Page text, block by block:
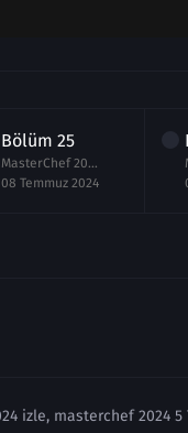
Bölüm 25
MasterChef 2024 25.Bölüm izle 8 Temmuz
08 Temmuz 2024
izle, masterchef 2024